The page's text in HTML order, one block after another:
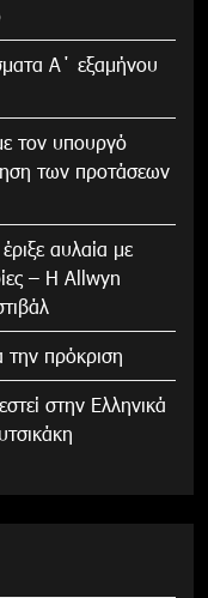
Α΄ εξαμήνου
τον υπουργό
των προτάσεων
αυλαία με
– Η Allwyn
την πρόκριση
στην Ελληνικά